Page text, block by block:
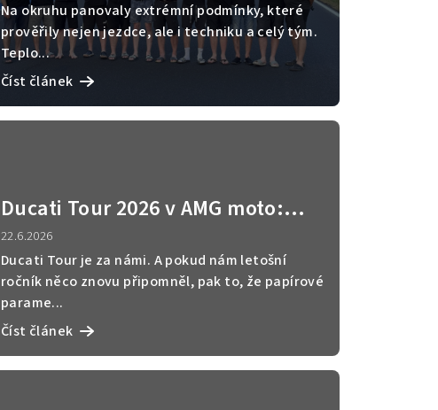
krok vpřed pro SP race project
Na okruhu panovaly extrémní podmínky, které
prověřily nejen jezdce, ale i techniku a celý tým.
Teplo...
Číst článek
Ducati Tour 2026 v AMG moto:
některé motorky si zaslouží víc
než jednu jízdu
22.6.2026
Ducati Tour je za námi. A pokud nám letošní
ročník něco znovu připomněl, pak to, že papírové
parame...
Číst článek